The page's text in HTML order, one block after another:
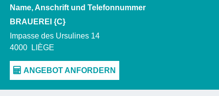
Name, Anschrift und Telefonnummer
BRAUEREI {C}
Impasse des Ursulines 14
4000
LIÈGE